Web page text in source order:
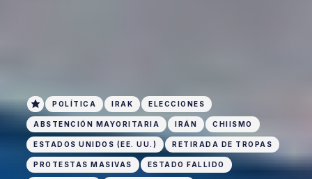
POLÍTICA IRAK ELECCIONES
ABSTENCIÓN MAYORITARIA IRÁN CHIISMO
ESTADOS UNIDOS (EE. UU.) RETIRADA DE TROPAS
PROTESTAS MASIVAS ESTADO FALLIDO